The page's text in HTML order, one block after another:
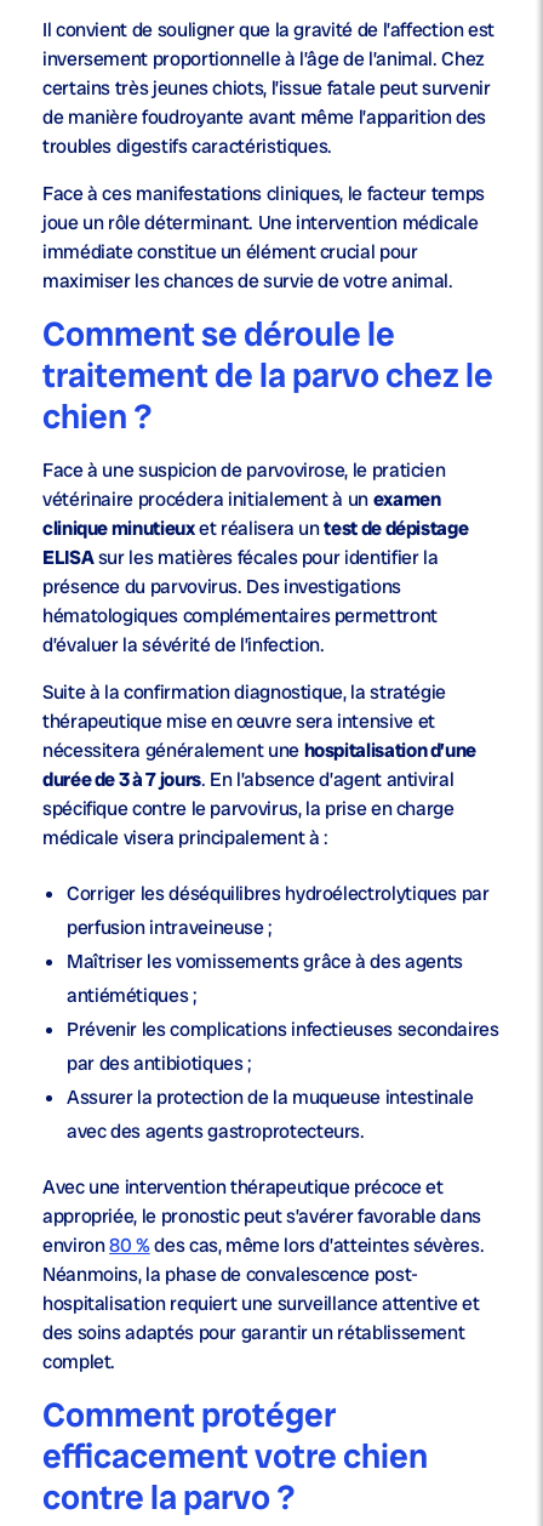
Il convient de souligner que la gravité de l’affection est
inversement proportionnelle à l’âge de l’animal. Chez
certains très jeunes chiots, l’issue fatale peut survenir
de manière foudroyante avant même l’apparition des
troubles digestifs caractéristiques.
Face à ces manifestations cliniques, le facteur temps
joue un rôle déterminant. Une intervention médicale
immédiate constitue un élément crucial pour
maximiser les chances de survie de votre animal.
Comment se déroule le
traitement de la parvo chez le
chien ?
Face à une suspicion de parvovirose, le praticien
vétérinaire procédera initialement à unexamen
clinique minutieuxet réalisera untest de dépistage
ELISAsur les matières fécales pour identifier la
présence du parvovirus. Des investigations
hématologiques complémentaires permettront
d’évaluer la sévérité de l’infection.
Suite à la confirmation diagnostique, la stratégie
thérapeutique mise en œuvre sera intensive et
nécessitera généralement unehospitalisation d’une
durée de 3 à 7 jours. En l’absence d’agent antiviral
spécifique contre le parvovirus, la prise en charge
médicale visera principalement à :
Corriger les déséquilibres hydroélectrolytiques par
perfusion intraveineuse ;
Maîtriser les vomissements grâce à des agents
antiémétiques ;
Prévenir les complications infectieuses secondaires
par des antibiotiques ;
Assurer la protection de la muqueuse intestinale
avec des agents gastroprotecteurs.
Avec une intervention thérapeutique précoce et
appropriée, le pronostic peut s’avérer favorable dans
environ80 %des cas, même lors d’atteintes sévères.
Néanmoins, la phase de convalescence post-
hospitalisation requiert une surveillance attentive et
des soins adaptés pour garantir un rétablissement
complet.
Comment protéger
efficacement votre chien
contre la parvo ?